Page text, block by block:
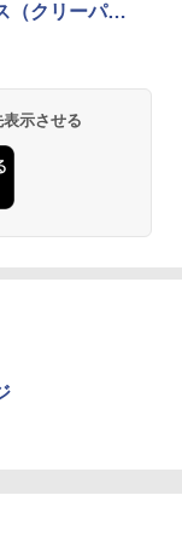
（クリーパ
示させる